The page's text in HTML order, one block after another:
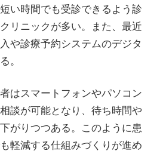
い時間でも受診できるよう診
リニックが多い。また、最近
や診療予約システムのデジタ
。
はスマートフォンやパソコン
談が可能となり、待ち時間や
がりつつある。このように患
軽減する仕組みづくりが進め